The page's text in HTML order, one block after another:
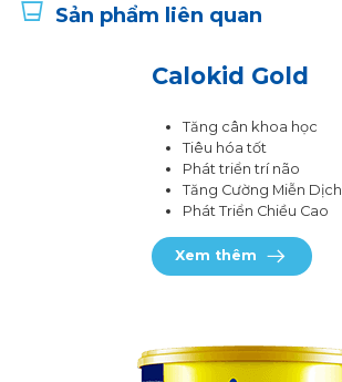
Sản phẩm liên quan
Calokid Gold
Tăng cân khoa học
Tiêu hóa tốt
Phát triển trí não
Tăng Cường Miễn Dịch
Phát Triển Chiều Cao
Xem thêm